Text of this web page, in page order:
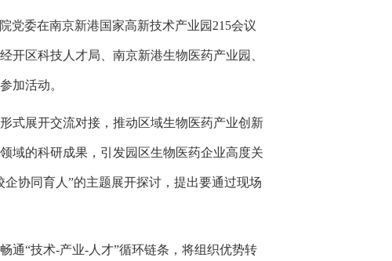
党委在南京新港国家高新技术产业园215会议
开区科技人才局、南京新港生物医药产业园、
加活动。
式展开交流对接，推动区域生物医药产业创新
域的科研成果，引发园区生物医药企业高度关
企协同育人”的主题展开探讨，提出要通过现场
通“技术-产业-人才”循环链条，将组织优势转